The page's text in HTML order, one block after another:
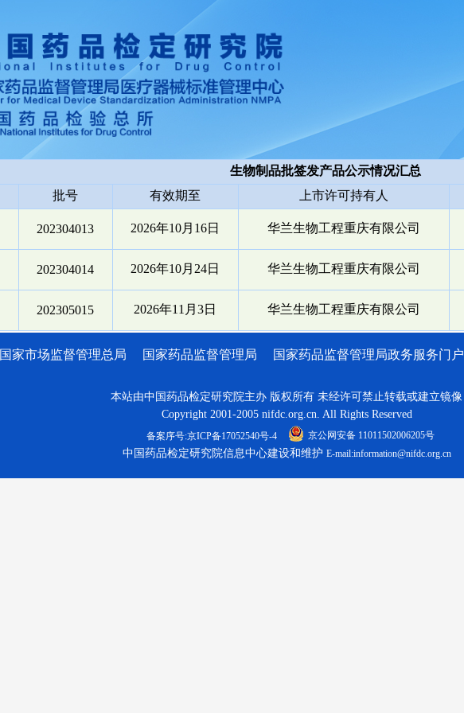
生物制品批签发产品公示情况汇总
批号 有效期至 上市许可持有人
202304013 2026年10月16日 华兰生物工程重庆有限公司
202304014 2026年10月24日 华兰生物工程重庆有限公司
202305015 2026年11月3日 华兰生物工程重庆有限公司
国家市场监督管理总局 国家药品监督管理局 国家药品监督管理局政务服务门户
本站由中国药品检定研究院主办 版权所有 未经许可禁止转载或建立镜像
Copyright 2001-2005 nifdc.org.cn. All Rights Reserved
备案序号:京ICP备17052540号-4 京公网安备 11011502006205号
中国药品检定研究院信息中心建设和维护 E-mail:information@nifdc.org.cn